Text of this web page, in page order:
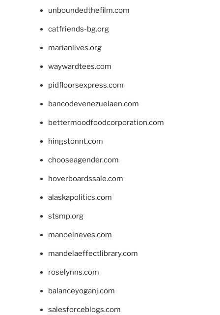
unboundedthefilm.com
catfriends-bg.org
marianlives.org
waywardtees.com
pidfloorsexpress.com
bancodevenezuelaen.com
bettermoodfoodcorporation.com
hingstonnt.com
chooseagender.com
hoverboardssale.com
alaskapolitics.com
stsmp.org
manoelneves.com
mandelaeffectlibrary.com
roselynns.com
balanceyoganj.com
salesforceblogs.com